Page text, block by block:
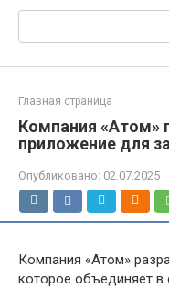
Поиск:
Главная страница
Компания «Атом»
приложение для
Опубликовано: 02.07.2025
Компания «Атом»
которое объединяет